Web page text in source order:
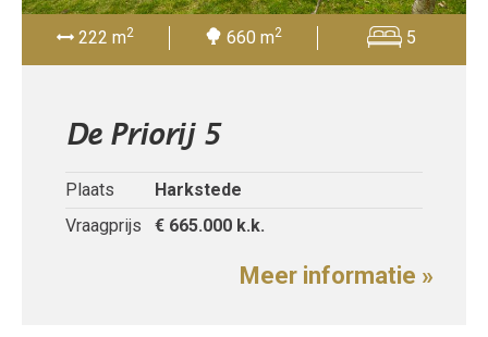
222 m2 660 m2 5
De Priorij 5
Plaats
Harkstede
Vraagprijs
€ 665.000 k.k.
Meer informatie »